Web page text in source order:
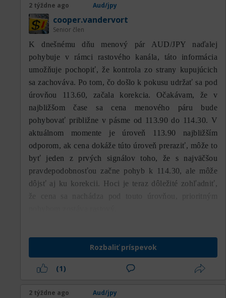
2 týždne ago Aud/jpy
cooper.vandervort
Senior člen
K dnešnému dňu menový pár AUD/JPY naďalej
pohybuje v rámci rastového kanála, táto informácia
umožňuje pochopiť, že kontrola zo strany kupujúcich
sa zachováva. Po tom, čo došlo k pokusu udržať sa pod
úrovňou 113.60, začala korekcia. Očakávam, že v
najbližšom čase sa cena menového páru bude
pohybovať približne v pásme od 113.90 do 114.30. V
aktuálnom momente je úroveň 113.90 najbližším
odporom, ak cena dokáže túto úroveň preraziť, môže to
byť jeden z prvých signálov toho, že s najväčšou
pravdepodobnosťou začne pohyb k 114.30, ale môže
dôjsť aj ku korekcii. Hoci je teraz dôležité zohľadniť,
že cena sa nachádza pod touto úrovňou, prioritným
Rozbaliť príspevok
(1)
2 týždne ago Aud/jpy